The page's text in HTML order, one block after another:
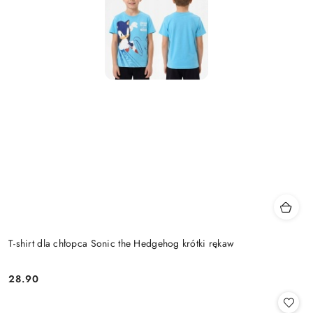
T-shirt dla chłopca Sonic the Hedgehog krótki rękaw
Cena:
28.90